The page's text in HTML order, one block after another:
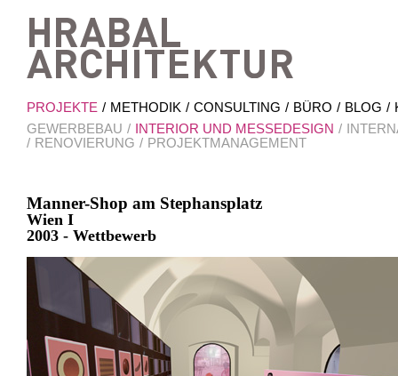
PROJEKTE METHODIK CONSULTING BÜRO BLOG
GEWERBEBAU
INTERIOR UND MESSEDESIGN
RENOVIERUNG
PROJEKTMANAGEMENT
Manner-Shop am Stephansplatz
Wien I
2003 - Wettbewerb